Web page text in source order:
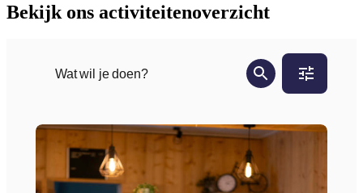
Bekijk ons activiteitenoverzicht